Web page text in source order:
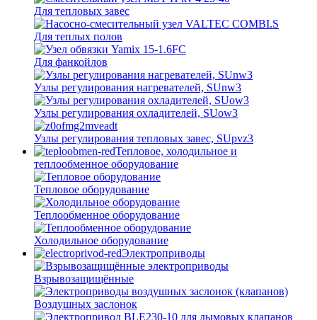
Для тепловых завес
Для теплых полов
Для фанкойлов
Узлы регулирования нагревателей, SUnw3
Узлы регулирования охладителей, SUow3
Узлы регулирования тепловых завес, SUpvz3
Тепловое, холодильное и
теплообменное оборудование
Тепловое оборудование
Теплообменное оборудование
Холодильное оборудование
Электроприводы
Взрывозащищённые
Воздушных заслонок